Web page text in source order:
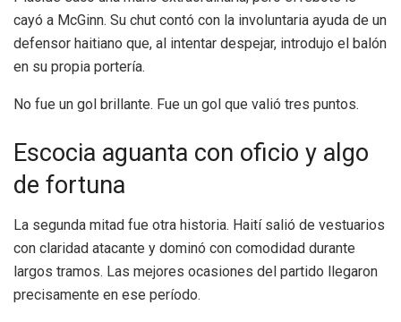
cayó a McGinn. Su chut contó con la involuntaria ayuda de un
defensor haitiano que, al intentar despejar, introdujo el balón
en su propia portería.
No fue un gol brillante. Fue un gol que valió tres puntos.
Escocia aguanta con oficio y algo
de fortuna
La segunda mitad fue otra historia. Haití salió de vestuarios
con claridad atacante y dominó con comodidad durante
largos tramos. Las mejores ocasiones del partido llegaron
precisamente en ese período.